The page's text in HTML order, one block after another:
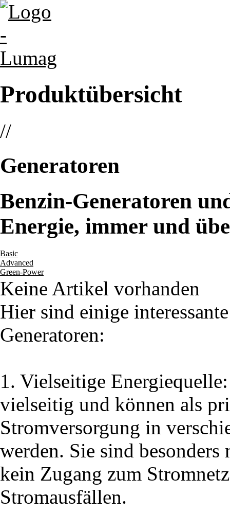
Produktübersicht
//
Generatoren
Benzin-Generatoren
Energie, immer und
Basic
Advanced
Green-Power
Keine Artikel vorhanden
Hier sind einige
Generatoren:
1. Vielseitige
vielseitig und können als
Stromversorgung in
werden. Sie sind
kein Zugang zum
Stromausfällen.